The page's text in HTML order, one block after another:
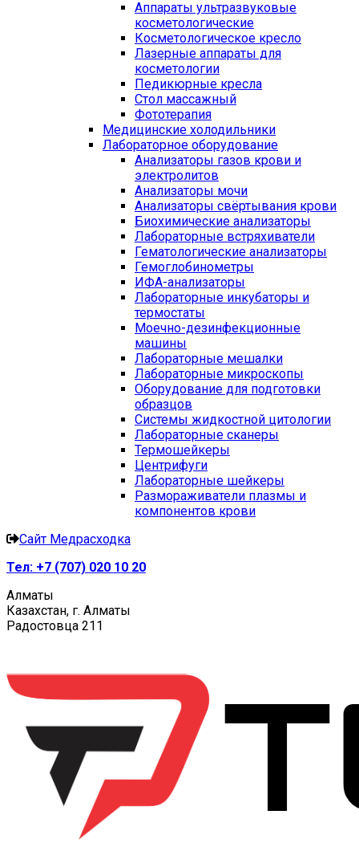
Аппараты ультразвуковые
косметологические
Косметологическое кресло
Лазерные аппараты для
косметологии
Педикюрные кресла
Стол массажный
Фототерапия
Медицинские холодильники
Лабораторное оборудование
Анализаторы газов крови и
электролитов
Анализаторы мочи
Анализаторы свёртывания крови
Биохимические анализаторы
Лабораторные встряхиватели
Гематологические анализаторы
Гемоглобинометры
ИФА-анализаторы
Лабораторные инкубаторы и
термостаты
Моечно-дезинфекционные
машины
Лабораторные мешалки
Лабораторные микроскопы
Оборудование для подготовки
образцов
Системы жидкостной цитологии
Лабораторные сканеры
Термошейкеры
Центрифуги
Лабораторные шейкеры
Размораживатели плазмы и
компонентов крови
Сайт Медрасходка
Тел: +7 (707) 020 10 20
Алматы
Казахстан, г. Алматы
Радостовца 211